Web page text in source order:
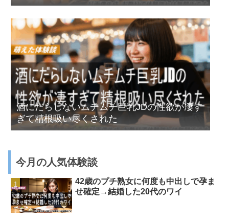
酒にだらしないムチムチ巨乳JDの性欲が凄す
ぎて精根吸い尽くされた
今月の人気体験談
42歳のプチ熟女に何度も中出しで孕ま
せ確定→結婚した20代のワイ